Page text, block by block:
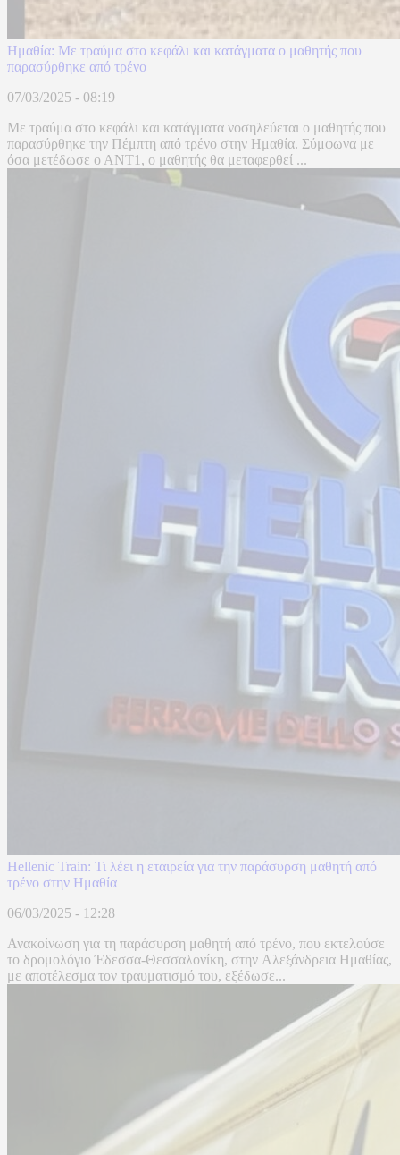
Ημαθία: Με τραύμα στο κεφάλι και κατάγματα ο μαθητής που
παρασύρθηκε από τρένο
07/03/2025 - 08:19
Με τραύμα στο κεφάλι και κατάγματα νοσηλεύεται ο μαθητής που
παρασύρθηκε την Πέμπτη από τρένο στην Ημαθία. Σύμφωνα με
όσα μετέδωσε ο ΑΝΤ1, ο μαθητής θα μεταφερθεί ...
Hellenic Train: Τι λέει η εταιρεία για την παράσυρση μαθητή από
τρένο στην Ημαθία
06/03/2025 - 12:28
Ανακοίνωση για τη παράσυρση μαθητή από τρένο, που εκτελούσε
το δρομολόγιο Έδεσσα-Θεσσαλονίκη, στην Αλεξάνδρεια Ημαθίας,
με αποτέλεσμα τον τραυματισμό του, εξέδωσε...